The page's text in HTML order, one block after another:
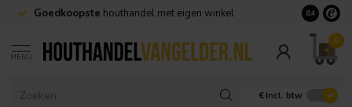
Goedkoopste houthandel met eigen winkel Geen
8.4
MENU
0
€ Incl. btw